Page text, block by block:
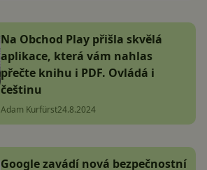
Na Obchod Play přišla skvělá
aplikace, která vám nahlas
přečte knihu i PDF. Ovládá i
češtinu
Adam Kurfürst24.8.2024
Google zavádí nová bezpečnostní